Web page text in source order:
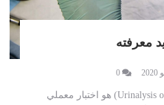
معرفته
0
تحليل البول(Urinalysis or Urine analysis) هو اختبار معملي